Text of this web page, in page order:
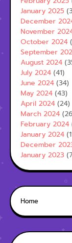
January 2025
December
November
October 2024
September
August 2024
July 2024 (41)
June 2024 (34)
May 2024 (43)
April 2024 (24)
March 2024
February 2024
January 2024
December
January 2023
Home